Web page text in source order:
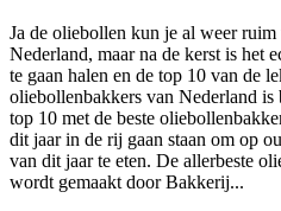
Ja de oliebollen kun je al weer
Nederland, maar na de kerst is het
te gaan halen en de top 10 van de
oliebollenbakkers van Nederland
top 10 met de beste
dit jaar in de rij gaan staan om op
van dit jaar te eten. De allerbeste
wordt gemaakt door Bakkerij...